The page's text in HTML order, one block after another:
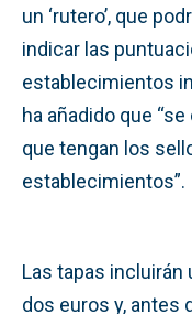
un ‘rutero’, que
indicar las
establecimientos
ha añadido que
que tengan los
establecimientos”.
Las tapas incluirán
dos euros y, antes